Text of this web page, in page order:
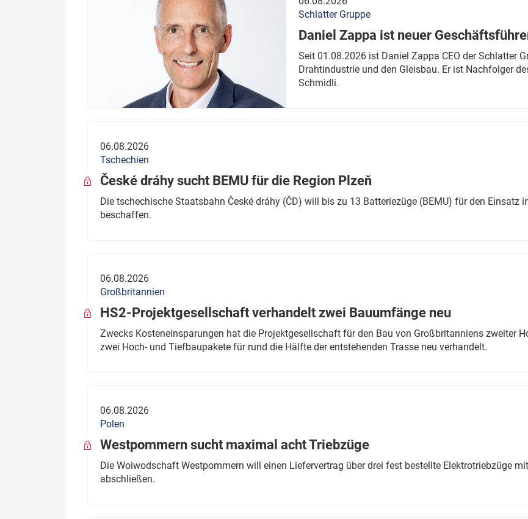
Schlatter Gruppe
Daniel Zappa ist neuer
Seit 01.08.2026 ist Daniel Zappa CEO der Schlatter
Drahtindustrie und den Gleisbau. Er ist Nachfolger
Schmidli.
06.08.2026
Tschechien
České dráhy sucht BEMU für die Region Plzeň
Die tschechische Staatsbahn České dráhy (ČD) will bis zu 13 Batteriezüge (BEMU) für den Einsatz
beschaffen.
06.08.2026
Großbritannien
HS2-Projektgesellschaft verhandelt zwei Bauumfänge neu
Zwecks Kosteneinsparungen hat die Projektgesellschaft für den Bau von Großbritanniens zweiter
zwei Hoch- und Tiefbaupakete für rund die Hälfte der entstehenden Trasse neu verhandelt.
06.08.2026
Polen
Westpommern sucht maximal acht Triebzüge
Die Woiwodschaft Westpommern will einen Liefervertrag über drei fest bestellte Elektrotriebzüge
abschließen.